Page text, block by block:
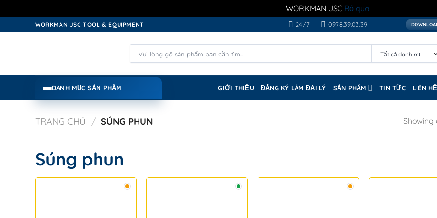
WORKMAN JSC Bỏ qua
to
WORKMAN JSC TOOL & EQUIPMENT 24/7 0978.39.03.39
kiếm:
DANH MỤC SẢN PHẨM GIỚI THIỆU ĐĂNG KÝ LÀM ĐẠI LÝ SẢN PHẨM TIN TỨC LIÊN HỆ
TRANG CHỦ / SÚNG PHUN Showing
Súng phun